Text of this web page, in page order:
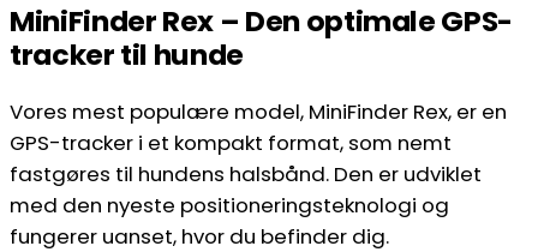
MiniFinder Rex – Den optimale GPS-
tracker til hunde
Vores mest populære model, MiniFinder Rex, er en
GPS-tracker i et kompakt format, som nemt
fastgøres til hundens halsbånd. Den er udviklet
med den nyeste positioneringsteknologi og
fungerer uanset, hvor du befinder dig.